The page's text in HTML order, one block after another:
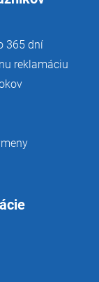
365 dní
reklamáciu